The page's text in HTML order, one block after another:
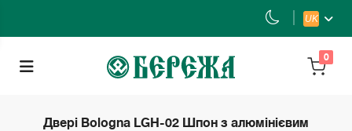
UK
0
Двері Bologna LGH-02 Шпон з алюмінієвим